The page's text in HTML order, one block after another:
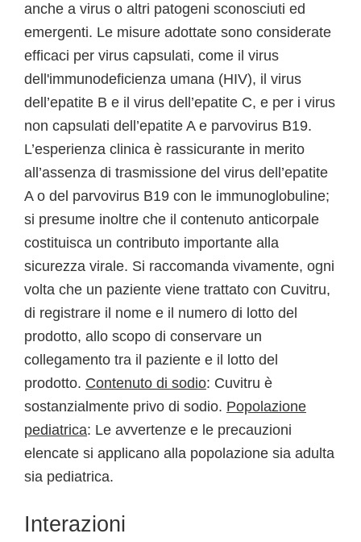
anche a virus o altri patogeni sconosciuti ed
emergenti. Le misure adottate sono considerate
efficaci per virus capsulati, come il virus
dell'immunodeficienza umana (HIV), il virus
dell’epatite B e il virus dell’epatite C, e per i virus
non capsulati dell’epatite A e parvovirus B19.
L’esperienza clinica è rassicurante in merito
all’assenza di trasmissione del virus dell’epatite
A o del parvovirus B19 con le immunoglobuline;
si presume inoltre che il contenuto anticorpale
costituisca un contributo importante alla
sicurezza virale. Si raccomanda vivamente, ogni
volta che un paziente viene trattato con Cuvitru,
di registrare il nome e il numero di lotto del
prodotto, allo scopo di conservare un
collegamento tra il paziente e il lotto del
prodotto. Contenuto di sodio: Cuvitru è
sostanzialmente privo di sodio. Popolazione
pediatrica: Le avvertenze e le precauzioni
elencate si applicano alla popolazione sia adulta
sia pediatrica.
Interazioni